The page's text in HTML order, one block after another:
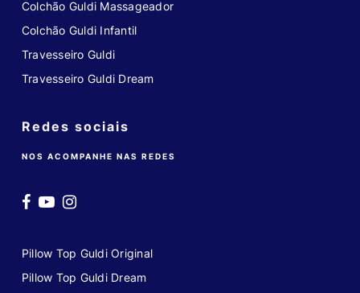
Colchão Guldi Massageador
Colchão Guldi Infantil
Travesseiro Guldi
Travesseiro Guldi Dream
Redes sociais
NOS ACOMPANHE NAS REDES
Pillow Top Guldi Original
Pillow Top Guldi Dream